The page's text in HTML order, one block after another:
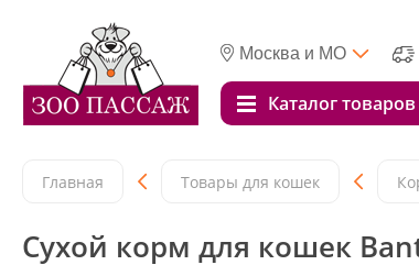
Москва и МО
Каталог товаров
Главная Товары для кошек
Сухой корм для кошек